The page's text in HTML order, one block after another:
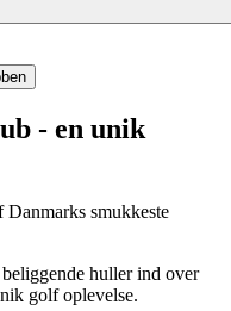
- en unik
smukkeste
huller ind over
golf oplevelse.